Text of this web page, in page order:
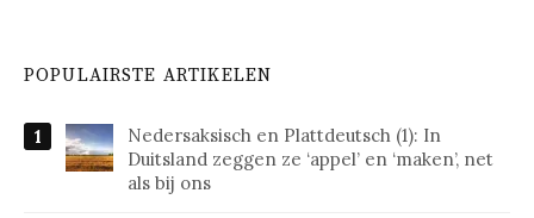
POPULAIRSTE ARTIKELEN
Nedersaksisch en Plattdeutsch (1): In
Duitsland zeggen ze ‘appel’ en ‘maken’, net
als bij ons